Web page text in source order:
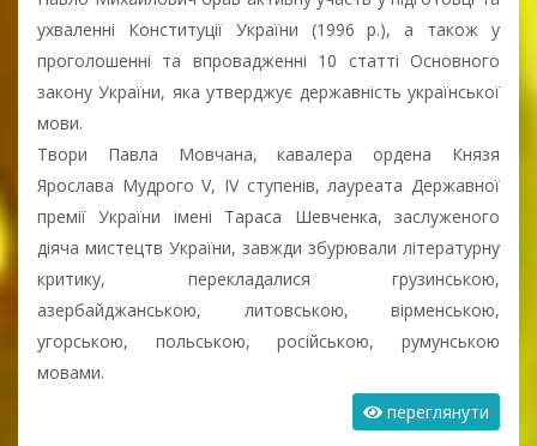
ухваленні Конституції України (1996 р.), а також у
проголошенні та впровадженні 10 статті Основного
закону України, яка утверджує державність української
мови.
Твори Павла Мовчана, кавалера ордена Князя
Ярослава Мудрого V, IV ступенів, лауреата Державної
премії України імені Тараса Шевченка, заслуженого
діяча мистецтв України, завжди збурювали літературну
критику, перекладалися грузинською,
азербайджанською, литовською, вірменською,
угорською, польською, російською, румунською
мовами.
переглянути